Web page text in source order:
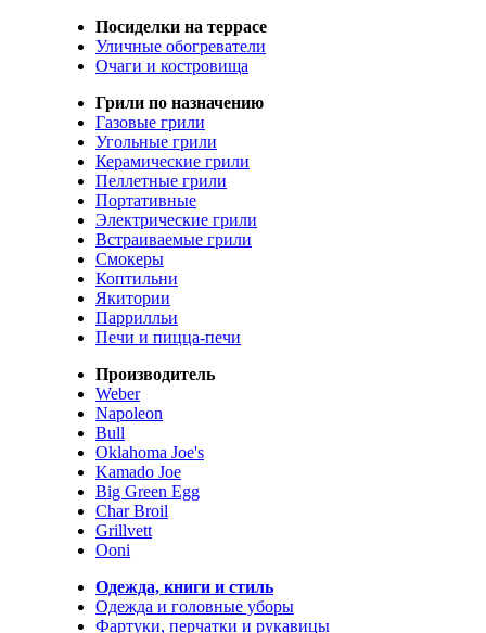
Посиделки на террасе
Уличные обогреватели
Очаги и костровища
Грили по назначению
Газовые грили
Угольные грили
Керамические грили
Пеллетные грили
Портативные
Электрические грили
Встраиваемые грили
Смокеры
Коптильни
Якитории
Паррилльи
Печи и пицца-печи
Производитель
Weber
Napoleon
Bull
Oklahoma Joe's
Kamado Joe
Big Green Egg
Char Broil
Grillvett
Ooni
Одежда, книги и стиль
Одежда и головные уборы
Фартуки, перчатки и рукавицы